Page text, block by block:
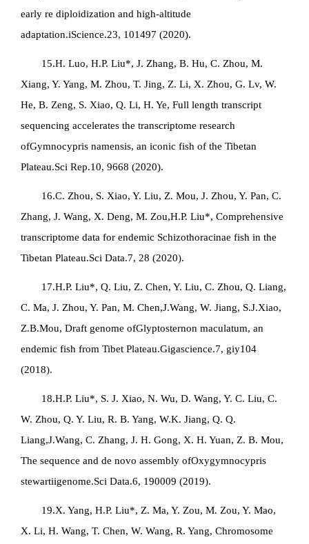
early re diploidization and high-altitude
adaptation.iScience.23, 101497 (2020).
15.H. Luo, H.P. Liu*, J. Zhang, B. Hu, C. Zhou, M.
Xiang, Y. Yang, M. Zhou, T. Jing, Z. Li, X. Zhou, G. Lv, W.
He, B. Zeng, S. Xiao, Q. Li, H. Ye, Full length transcript
sequencing accelerates the transcriptome research
ofGymnocypris namensis, an iconic fish of the Tibetan
Plateau.Sci Rep.10, 9668 (2020).
16.C. Zhou, S. Xiao, Y. Liu, Z. Mou, J. Zhou, Y. Pan, C.
Zhang, J. Wang, X. Deng, M. Zou,H.P. Liu*, Comprehensive
transcriptome data for endemic Schizothoracinae fish in the
Tibetan Plateau.Sci Data.7, 28 (2020).
17.H.P. Liu*, Q. Liu, Z. Chen, Y. Liu, C. Zhou, Q. Liang,
C. Ma, J. Zhou, Y. Pan, M. Chen,J.Wang, W. Jiang, S.J.Xiao,
Z.B.Mou, Draft genome ofGlyptosternon maculatum, an
endemic fish from Tibet Plateau.Gigascience.7, giy104
(2018).
18.H.P. Liu*, S. J. Xiao, N. Wu, D. Wang, Y. C. Liu, C.
W. Zhou, Q. Y. Liu, R. B. Yang, W.K. Jiang, Q. Q.
Liang,J.Wang, C. Zhang, J. H. Gong, X. H. Yuan, Z. B. Mou,
The sequence and de novo assembly ofOxygymnocypris
stewartiigenome.Sci Data.6, 190009 (2019).
19.X. Yang, H.P. Liu*, Z. Ma, Y. Zou, M. Zou, Y. Mao,
X. Li, H. Wang, T. Chen, W. Wang, R. Yang, Chromosome